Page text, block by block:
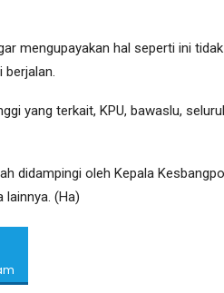
mengupayakan hal seperti ini
berjalan.
yang terkait, KPU, bawaslu,
didampingi oleh Kepala
lainnya. (Ha)